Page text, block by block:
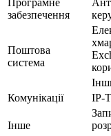
забезпечення
Поштова
система
Комунікації
IP-
Інше